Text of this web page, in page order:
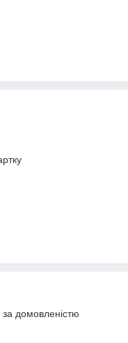
домовленістю